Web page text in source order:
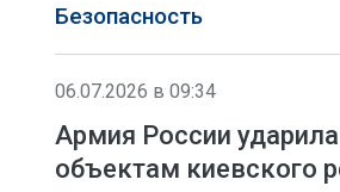
Безопасность
06.07.2026 в 09:34
Армия России
объектам киевского